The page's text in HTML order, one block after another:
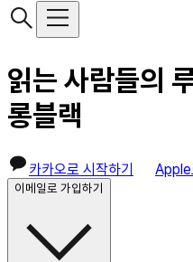
읽는 사람들의
롱블랙
카카오로 시작하기 Apple
이메일로 가입하기